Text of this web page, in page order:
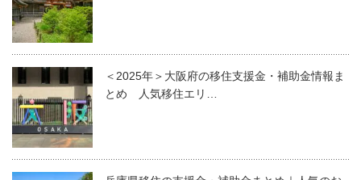
＜2025年＞大阪府の移住支援金・補助金情報ま
とめ 人気移住エリ…